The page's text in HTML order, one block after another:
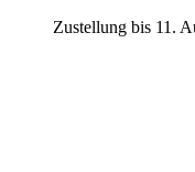
Zustellung bis 11.